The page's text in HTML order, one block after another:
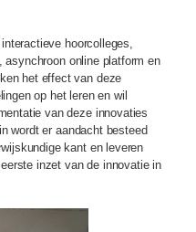
hoorcolleges,
online platform en
het effect van deze
op het leren en wil
van deze innovaties
wordt er aandacht besteed
kant en leveren
inzet van de innovatie in